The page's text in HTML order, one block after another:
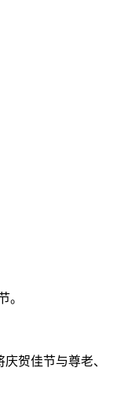
。
贺佳节与尊老、